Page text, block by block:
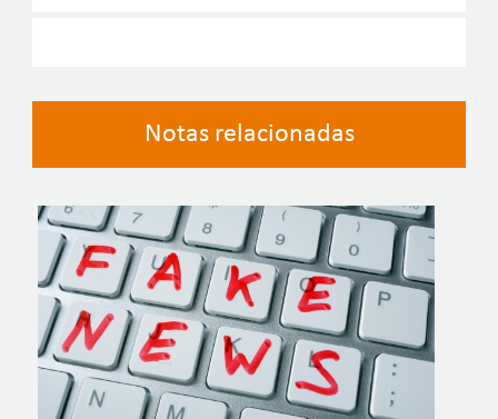
Notas relacionadas